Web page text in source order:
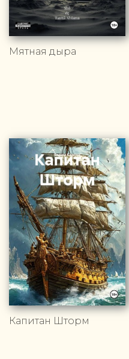
Мятная дыра
Капитан Шторм